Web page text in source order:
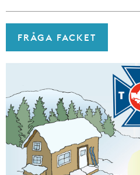
FRÅGA FACKET